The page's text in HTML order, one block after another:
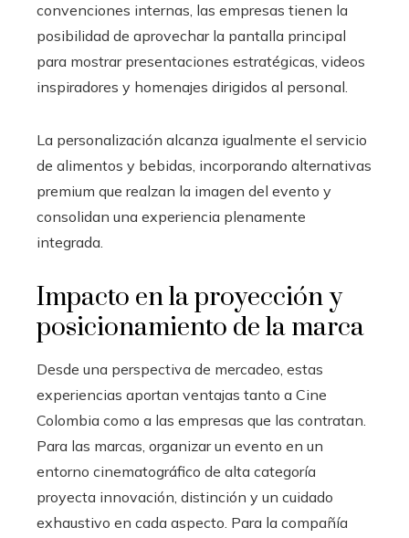
convenciones internas, las empresas tienen la
posibilidad de aprovechar la pantalla principal
para mostrar presentaciones estratégicas, videos
inspiradores y homenajes dirigidos al personal.
La personalización alcanza igualmente el servicio
de alimentos y bebidas, incorporando alternativas
premium que realzan la imagen del evento y
consolidan una experiencia plenamente
integrada.
Impacto en la proyección y
posicionamiento de la marca
Desde una perspectiva de mercadeo, estas
experiencias aportan ventajas tanto a Cine
Colombia como a las empresas que las contratan.
Para las marcas, organizar un evento en un
entorno cinematográfico de alta categoría
proyecta innovación, distinción y un cuidado
exhaustivo en cada aspecto. Para la compañía